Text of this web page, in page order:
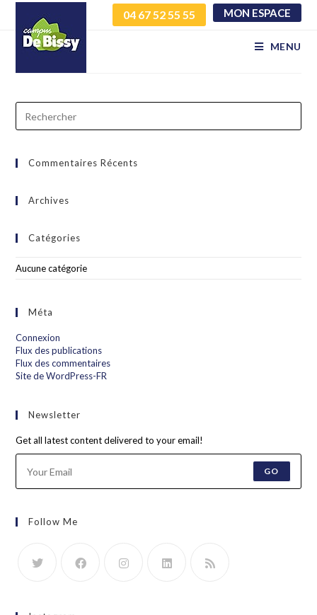
04 67 52 55 55 MON ESPACE
MENU
Nassim mechou
Commentaires Récents
Archives
Catégories
Aucune catégorie
Méta
Connexion
Flux des publications
Flux des commentaires
Site de WordPress-FR
Newsletter
Get all latest content delivered to your email!
GO
Follow Me